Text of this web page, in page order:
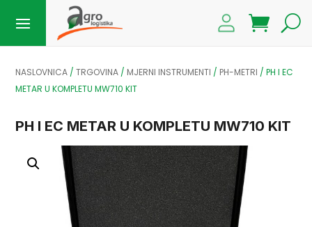
NASLOVNICA /TRGOVINA / MJERNI INSTRUMENTI / PH-METRI /PH I EC
METAR U KOMPLETU MW710 KIT
PH I EC METAR U KOMPLETU MW710 KIT